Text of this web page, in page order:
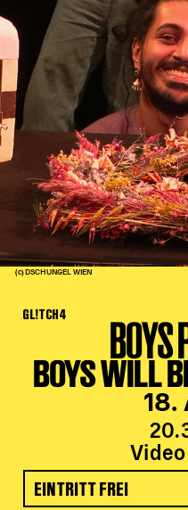
Archiv
MITSPIELEN
Macht Wahn Sinn
Kinder Kunst
Workshops
Abenteuernacht
Kinder-Redaktion
Junge Kunst
Next Generation
MAGMA 25/26
Dramaturgie + Stadt
Theaterwerkstätten
Kunst + Wissen
Rund um den
(c) DSCHUNGEL WIEN
GL!TCH4 BOYS
BOYS WILL
18.
EINTRITT FREI